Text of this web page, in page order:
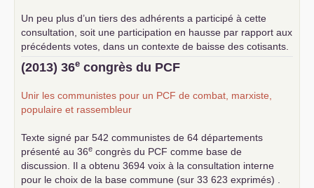
Un peu plus d’un tiers des adhérents a participé à cette
consultation, soit une participation en hausse par rapport aux
précédents votes, dans un contexte de baisse des cotisants.
... lire la suite
(2013) 36e congrès du PCF
Unir les communistes pour un PCF de combat, marxiste,
populaire et rassembleur
Texte signé par 542 communistes de 64 départements
présenté au 36e congrès du PCF comme base de
discussion. Il a obtenu 3694 voix à la consultation interne
pour le choix de la base commune (sur 33 623 exprimés) .